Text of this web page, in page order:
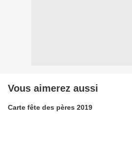
Vous aimerez aussi
Carte fête des pères 2019